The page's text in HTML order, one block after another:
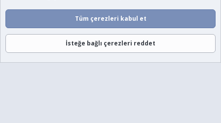
Tüm çerezleri kabul et
İsteğe bağlı çerezleri reddet